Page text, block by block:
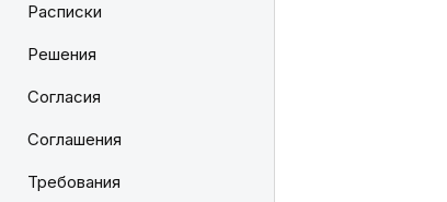
Расписки
Решения
Согласия
Соглашения
Требования